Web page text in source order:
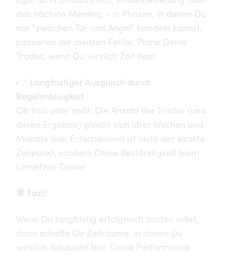
das nächste Meeting – in Phasen, in denen Du
nur "zwischen Tür und Angel" handeln kannst,
passieren die meisten Fehler. Plane Deine
Trades, wenn Du wirklich Zeit hast.
👉 Langfristiger Ausgleich durch
Regelmässigkeit
Ob früh oder spät: Die Anzahl der Trades (und
deren Ergebnis) gleicht sich über Wochen und
Monate aus. Entscheidend ist nicht der exakte
Zeitpunkt, sondern Deine Beständigkeit beim
Umsetzen Deiner
.
🎯 Fazit
Wenn Du langfristig erfolgreich traden willst,
dann schaffe Dir Zeiträume, in denen Du
wirklich fokussiert bist. Deine Performance